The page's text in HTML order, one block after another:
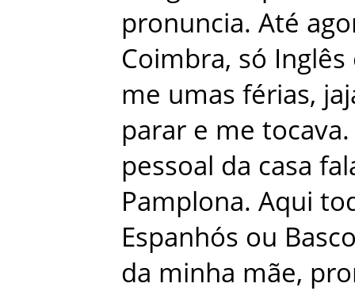
pronuncia. Até
Coimbra, só Inglês
me umas férias,
parar e me tocava.
pessoal da casa
Pamplona. Aqui
Espanhós ou
da minha mãe,